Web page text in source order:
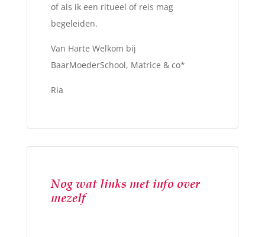
of als ik een ritueel of reis mag
begeleiden.
Van Harte Welkom bij
BaarMoederSchool, Matrice & co*
Ria
Nog wat links met info over
mezelf